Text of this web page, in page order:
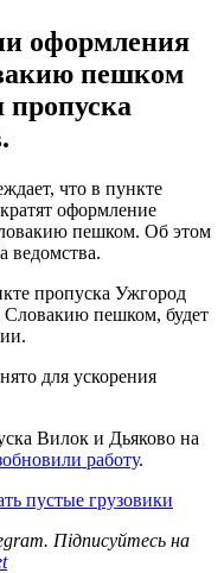
оформления
пешком
пропуска
что в пункте
оформление
пешком. Об этом
ведомства.
пропуска Ужгород
пешком, будет
для ускорения
Вилок и Дьяково на
работу.
пустые грузовики
Підписуйтесь на